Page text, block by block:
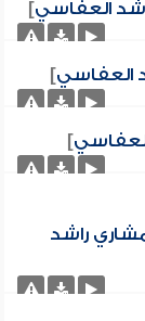
العفاسي]
العفاسي]
]
راشد